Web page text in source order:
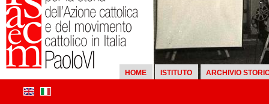
HOME ISTITUTO ARCHIVIO